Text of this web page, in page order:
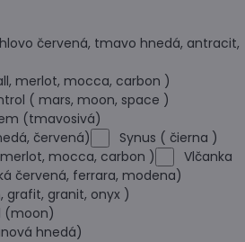
Danubia EVO ( korall, merlot, mocca, carbon )
Danubia Clima Control ( mars, moon, space )
Danubia ColorSystem (tmavosivá)
hnedá, červená)
Synus ( čierna )
Synus EVO ( korall, merlot, mocca, carbon )
Vlčanka
červená, ferrara, modena)
grafit, granit, onyx )
(moon)
hnedá)